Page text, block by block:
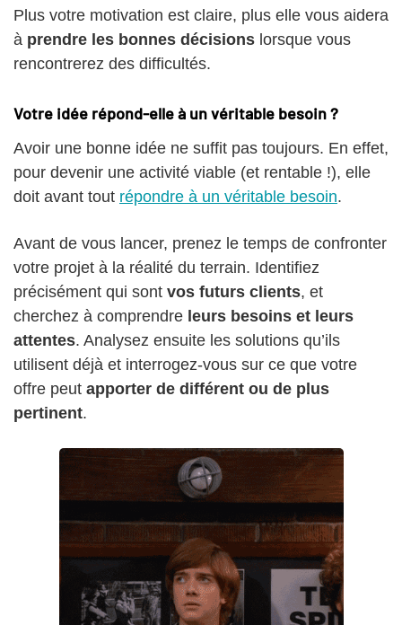
Plus votre motivation est claire, plus elle vous aidera
à prendre les bonnes décisions lorsque vous
rencontrerez des difficultés.
Votre idée répond-elle à un véritable besoin ?
Avoir une bonne idée ne suffit pas toujours. En effet,
pour devenir une activité viable (et rentable !), elle
doit avant tout répondre à un véritable besoin.
Avant de vous lancer, prenez le temps de confronter
votre projet à la réalité du terrain. Identifiez
précisément qui sont vos futurs clients, et
cherchez à comprendre leurs besoins et leurs
attentes. Analysez ensuite les solutions qu’ils
utilisent déjà et interrogez-vous sur ce que votre
offre peut apporter de différent ou de plus
pertinent.